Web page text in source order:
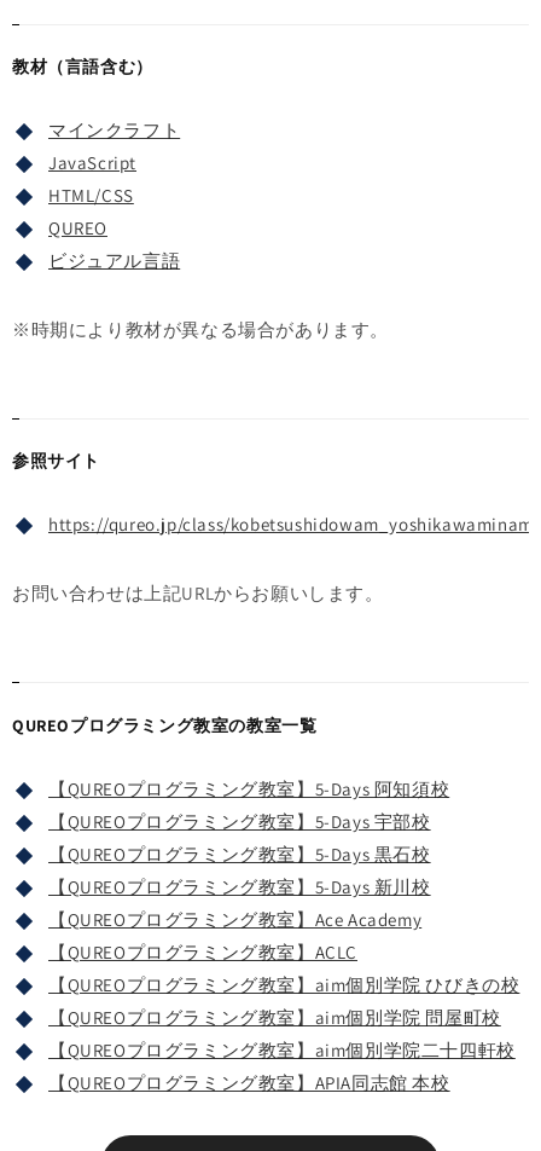
教材（言語含む）
マインクラフト
JavaScript
HTML/CSS
QUREO
ビジュアル言語
※時期により教材が異なる場合があります。
参照サイト
https://qureo.jp/class/kobetsushidowam_yoshikawaminami
お問い合わせは上記URLからお願いします。
QUREOプログラミング教室の教室一覧
【QUREOプログラミング教室】5-Days 阿知須校
【QUREOプログラミング教室】5-Days 宇部校
【QUREOプログラミング教室】5-Days 黒石校
【QUREOプログラミング教室】5-Days 新川校
【QUREOプログラミング教室】Ace Academy
【QUREOプログラミング教室】ACLC
【QUREOプログラミング教室】aim個別学院 ひびきの校
【QUREOプログラミング教室】aim個別学院 問屋町校
【QUREOプログラミング教室】aim個別学院二十四軒校
【QUREOプログラミング教室】APIA同志館 本校